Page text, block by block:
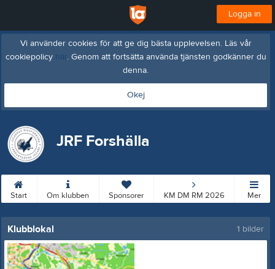
Logga in
Vi använder cookies för att ge dig bästa upplevelsen. Läs vår
cookiepolicy här. Genom att fortsätta använda tjänsten godkänner du
denna.
Okej
JRF Forshälla
Start Om klubben Sponsorer KM DM RM 2026 Mer
Klubblokal 1 bilder